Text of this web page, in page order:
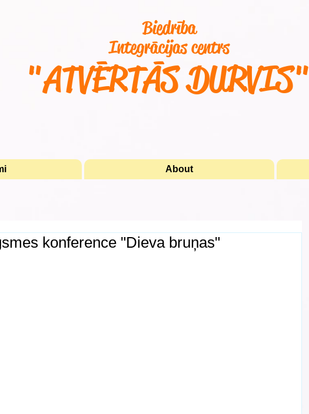
Biedrība
Integrācijas centrs
"ATVĒRTĀS DURVIS"
About
konference "Dieva bruņas"